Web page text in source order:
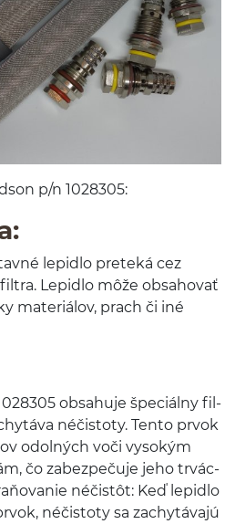
p/​n 1028305:
lep­idlo preteká cez
Lep­idlo môže obsa­ho­vať
mater­iálov, prach či iné
obsahuje špeciálny fil­
néčis­toty. Tento prvok
odol­ných voči vysokým
čo zabezpečuje jeho trvác­
néčistôt: Keď lep­idlo
néčis­toty sa zachytá­vajú